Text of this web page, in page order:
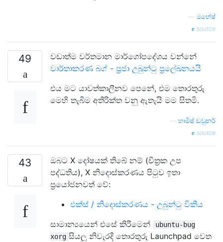
මහේෂ්
source
49
වඩාත්ම වර්තමාන මාර්ගෝපදේශය වන්නේ
වාර්තාකරණ බග් - ප්‍රජා උබුන්ටු ප්‍රලේඛනයයි
එය මට යාවත්කාලීනව පෙනේ, එම තොරතුරු
මෙහි තැබීම අතිරික්ත වනු ඇතැයි මම සිතමි.
හාමිෂ් ඩවුනර්
source
43
ඔබට X දෝෂයක් තිබේ නම් (චිත්‍රක උප
පද්ධතිය), X නිදොස්කරණය පිටුව ඉතා
ප්‍රයෝජනවත් වේ:
එක්ස් / නිදොස්කරණය - උබුන්ටු විකිය
සාමාන්‍යයෙන් එසේ කිරීමෙන්
ubuntu-bug
xorg සියලු නිවැරදි තොරතුරු Launchpad වෙත